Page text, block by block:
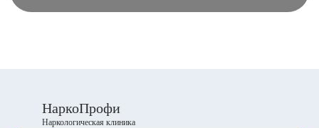
НаркоПрофи
Наркологическая клиника